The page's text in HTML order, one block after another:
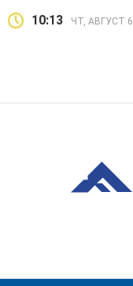
10:13 ЧТ, АВГУСТ 6